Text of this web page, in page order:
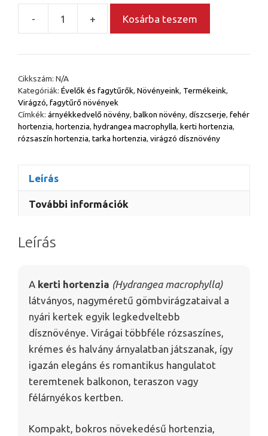
-
Kerti
válogatás
cm-
es
cserépben
–
Hydrangea
mennyiség
+ Kosárba teszem
Cikkszám: N/A
Kategóriák: Évelők és fagytűrők, Növényeink, Termékeink,
Virágzó, fagytűrő növények
Címkék: árnyékkedvelő növény, balkon növény, díszcserje, fehér
hortenzia, hortenzia, hydrangea macrophylla, kerti hortenzia,
rózsaszín hortenzia, tarka hortenzia, virágzó dísznövény
Leírás
További információk
Leírás
A kerti hortenzia (Hydrangea macrophylla)
látványos, nagyméretű gömbvirágzataival a
nyári kertek egyik legkedveltebb
dísznövénye. Virágai többféle rózsaszínes,
krémes és halvány árnyalatban játszanak, így
igazán elegáns és romantikus hangulatot
teremtenek balkonon, teraszon vagy
félárnyékos kertben.
Kompakt, bokros növekedésű hortenzia,